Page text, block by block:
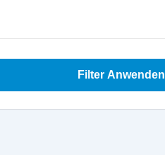
Filter Anwenden